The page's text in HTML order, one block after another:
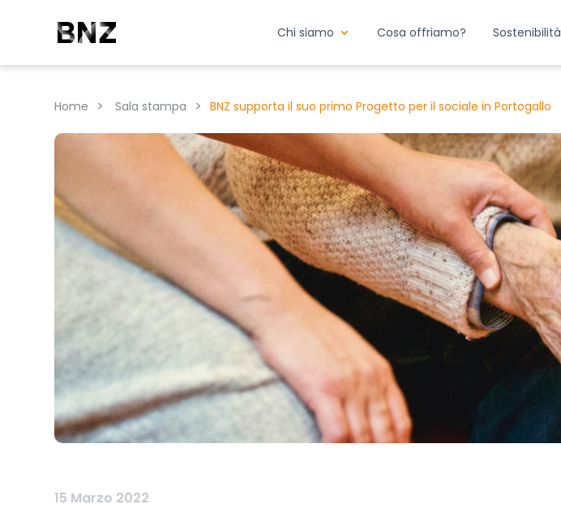
Chi siamo Cosa offriamo? Sostenibilità
Home > Sala stampa > BNZ supporta il suo primo Progetto per il sociale in Portogallo
15 Marzo 2022